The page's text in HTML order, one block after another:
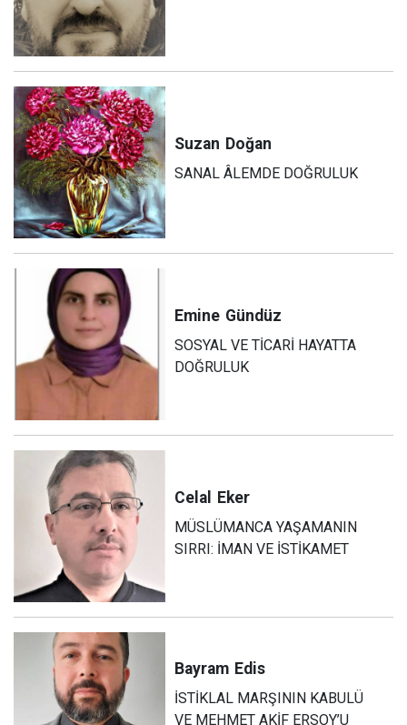
Suzan Doğan
SANAL ÂLEMDE DOĞRULUK
Emine Gündüz
SOSYAL VE TİCARİ HAYATTA
DOĞRULUK
Celal Eker
MÜSLÜMANCA YAŞAMANIN
SIRRI: İMAN VE İSTİKAMET
Bayram Edis
İSTİKLAL MARŞININ KABULÜ
VE MEHMET AKİF ERSOY’U